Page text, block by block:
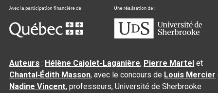
Auteurs : Hélène Cajolet-Laganière, Pierre Martel et
Chantal‑Édith Masson, avec le concours de Louis Mercier
Nadine Vincent, professeurs, Université de Sherbrooke